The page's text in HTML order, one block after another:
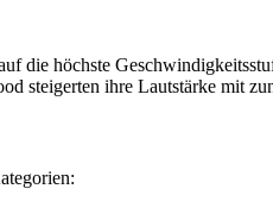
die höchste
steigerten ihre Lautstärke mit